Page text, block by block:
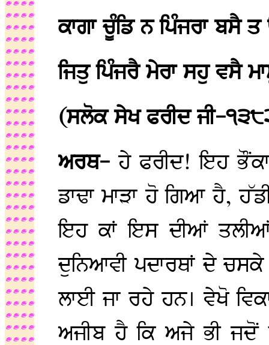
ਕਾਗਾ ਚੂੰਡਿ ਨ ਪਿੰਜਰਾ ਬਸੈ ਤ
ਜਿਤੁ ਪਿੰਜਰੈ ਮੇਰਾ ਸਹੁ ਵਸੈ
(ਸਲੋਕ ਸੇਖ ਫਰੀਦ ਜੀ-
ਅਰਥ- ਹੇ ਫਰੀਦ! ਇਹ
ਡਾਢਾ ਮਾੜਾ ਹੋ ਗਿਆ ਹੈ,
ਇਹ ਕਾਂ ਇਸ ਦੀਆਂ ਤਲੀਆਂ
ਦੁਨਿਆਵੀ ਪਦਾਰਥਾਂ ਦੇ
ਲਾਈ ਜਾ ਰਹੇ ਹਨ। ਵੇਖੋ
ਅਜੀਬ ਹੈ ਕਿ ਅਜੇ ਭੀ ਜਦੋਂ